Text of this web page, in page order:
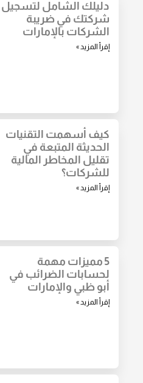
دليلك الشامل لتسجيل
شركتك في ضريبة
الشركات بالإمارات
إقرأ المزيد »
كيف أسهمت التقنيات
الحديثة المتبعة في
تقليل المخاطر المالية
للشركات؟
إقرأ المزيد »
5 مميزات مهمة
لحسابات الضرائب في
أبو ظبي والإمارات
إقرأ المزيد »